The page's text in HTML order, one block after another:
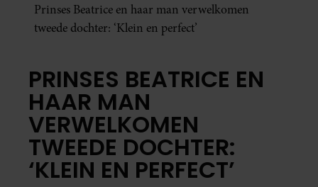
Prinses Beatrice en haar man verwelkomen
tweede dochter: ‘Klein en perfect’
PRINSES BEATRICE EN
HAAR MAN
VERWELKOMEN
TWEEDE DOCHTER:
‘KLEIN EN PERFECT’